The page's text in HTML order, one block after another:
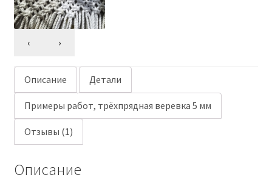
‹ ›
Описание Детали
Примеры работ, трёхпрядная веревка 5 мм
Отзывы (1)
Описание